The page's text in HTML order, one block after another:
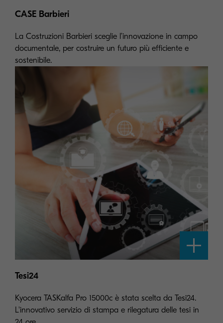
CASE Barbieri
La Costruzioni Barbieri sceglie l’innovazione in campo
documentale, per costruire un futuro più efficiente e
sostenibile.
Tesi24
Kyocera TASKalfa Pro 15000c è stata scelta da Tesi24.
L'innovativo servizio di stampa e rilegatura delle tesi in